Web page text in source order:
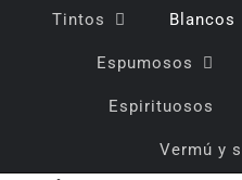
Tintos Blancos
Espumosos
Espirituosos
Vermú y